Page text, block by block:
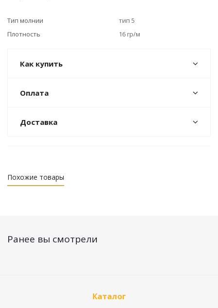
Тип молнии
тип 5
Плотность
16 гр/м
Как купить
Оплата
Доставка
Похожие товары
Ранее вы смотрели
Каталог